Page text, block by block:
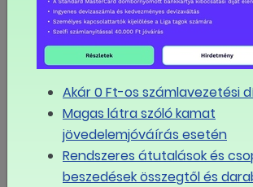
Új társadalmi párbeszédet követelnek
szakszervezetek a kormánytól
MÉG TÖBB
augusztus
2026
Akár 0 Ft-os számlavezetési
Magas látra szóló kamat
jövedelemjóváírás esetén
Rendszeres átutalások és
beszedések összegtől és